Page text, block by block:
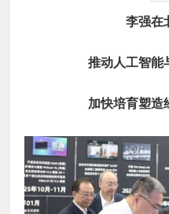
李强在
推动人工智能
加快培育塑造